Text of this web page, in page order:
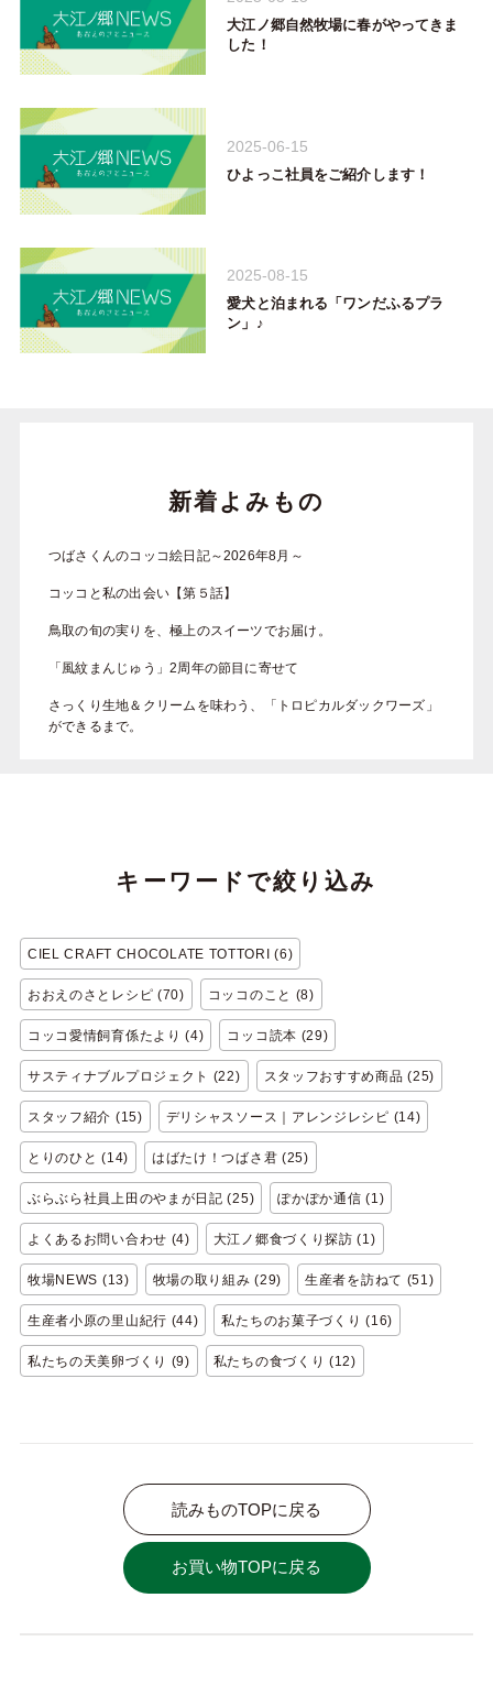
大江ノ郷自然牧場に春がやってきま
した！
2025-06-15
ひよっこ社員をご紹介します！
2025-08-15
愛犬と泊まれる「ワンだふるプラ
ン」♪
新着よみもの
つばさくんのコッコ絵日記～2026年8月～
コッコと私の出会い【第５話】
鳥取の旬の実りを、極上のスイーツでお届け。
「風紋まんじゅう」2周年の節目に寄せて
さっくり生地＆クリームを味わう、「トロピカルダックワーズ」
ができるまで。
キーワードで絞り込み
CIEL CRAFT CHOCOLATE TOTTORI (6)
おおえのさとレシピ (70) コッコのこと (8)
コッコ愛情飼育係たより (4) コッコ読本 (29)
サスティナブルプロジェクト (22) スタッフおすすめ商品 (25)
スタッフ紹介 (15) デリシャスソース｜アレンジレシピ (14)
とりのひと (14) はばたけ！つばさ君 (25)
ぶらぶら社員上田のやまが日記 (25) ぽかぽか通信 (1)
よくあるお問い合わせ (4) 大江ノ郷食づくり探訪 (1)
牧場NEWS (13) 牧場の取り組み (29) 生産者を訪ねて (51)
生産者小原の里山紀行 (44) 私たちのお菓子づくり (16)
私たちの天美卵づくり (9) 私たちの食づくり (12)
読みものTOPに戻る
お買い物TOPに戻る